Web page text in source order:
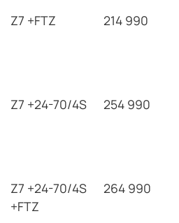
Z7 +FTZ
214 990
Z7 +24-70/4S
254 990
Z7 +24-70/4S
+FTZ
264 990